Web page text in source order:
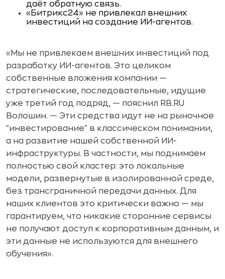
даёт обратную связь.
«Битрикс24» не привлекал внешних
инвестиций на создание ИИ-агентов.
«Мы не привлекаем внешних инвестиций под
разработку ИИ-агентов. Это целиком
собственные вложения компании —
стратегические, последовательные, идущие
уже третий год подряд, — пояснил RB.RU
Волошин. — Эти средства идут не на рыночное
"инвестирование" в классическом понимании,
а на развитие нашей собственной ИИ-
инфраструктуры. В частности, мы поднимаем
полностью свой кластер: это локальные
модели, развернутые в изолированной среде,
без трансграничной передачи данных. Для
наших клиентов это критически важно — мы
гарантируем, что никакие сторонние сервисы
не получают доступ к корпоративным данным, и
эти данные не используются для внешнего
обучения».